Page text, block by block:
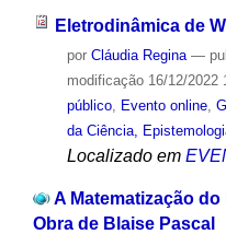
Eletrodinâmica de
por Cláudia Regina —
modificação16/12/2022
público, Evento online,
da Ciência,
Localizado em
A Matematização
Obra de Blaise Pascal